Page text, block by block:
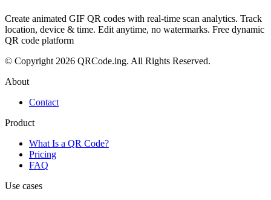
Create animated GIF QR codes with real-time scan analytics. Track
location, device & time. Edit anytime, no watermarks. Free dynamic
QR code platform
© Copyright 2026 QRCode.ing. All Rights Reserved.
About
Contact
Product
What Is a QR Code?
Pricing
FAQ
Use cases